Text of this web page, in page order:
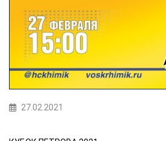
27.02.2021